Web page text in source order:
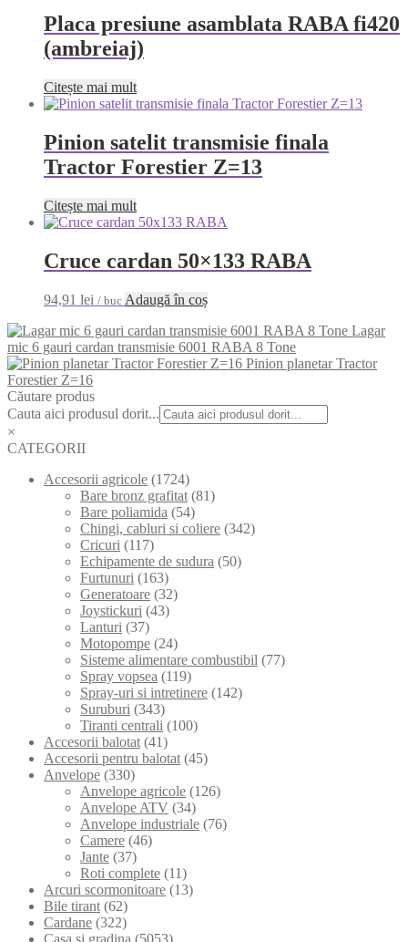
Placa presiune asamblata RABA fi420
(ambreiaj)
Citește mai mult
Pinion satelit transmisie finala
Tractor Forestier Z=13
Citește mai mult
Cruce cardan 50×133 RABA
94,91 lei / buc Adaugă în coș
Lagar
mic 6 gauri cardan transmisie 6001 RABA 8 Tone
Pinion planetar Tractor
Forestier Z=16
Căutare produs
Cauta aici produsul dorit...
×
CATEGORII
Accesorii agricole (1724)
Bare bronz grafitat (81)
Bare poliamida (54)
Chingi, cabluri si coliere (342)
Cricuri (117)
Echipamente de sudura (50)
Furtunuri (163)
Generatoare (32)
Joystickuri (43)
Lanturi (37)
Motopompe (24)
Sisteme alimentare combustibil (77)
Spray vopsea (119)
Spray-uri si intretinere (142)
Suruburi (343)
Tiranti centrali (100)
Accesorii balotat (41)
Accesorii pentru balotat (45)
Anvelope (330)
Anvelope agricole (126)
Anvelope ATV (34)
Anvelope industriale (76)
Camere (46)
Jante (37)
Roti complete (11)
Arcuri scormonitoare (13)
Bile tirant (62)
Cardane (322)
Casa si gradina (5053)